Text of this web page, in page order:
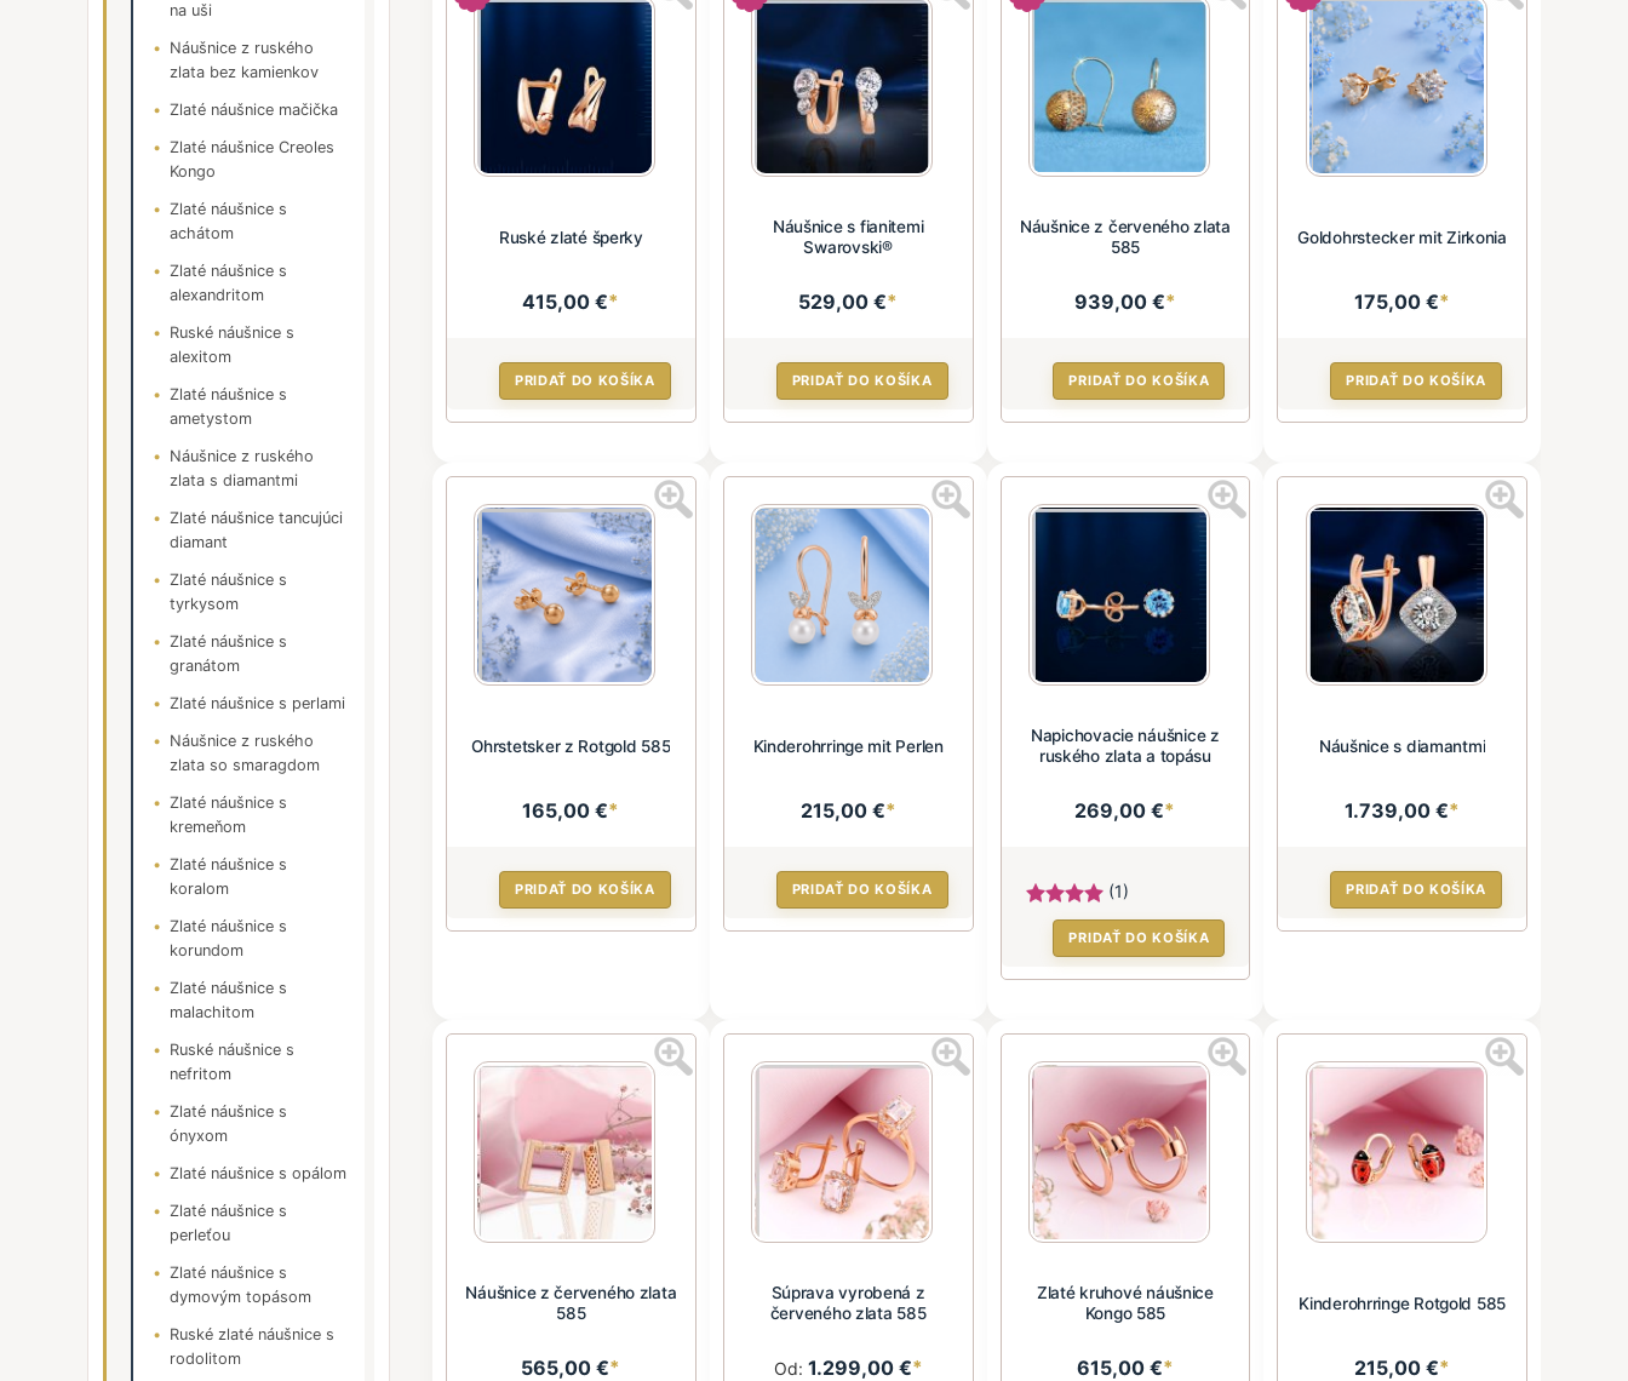
na uši
Náušnice z ruského
zlata bez kamienkov
Zlaté náušnice mačička
Zlaté náušnice Creoles
Kongo
Zlaté náušnice s
achátom
Zlaté náušnice s
alexandritom
Ruské náušnice s
alexitom
Zlaté náušnice s
ametystom
Náušnice z ruského
zlata s diamantmi
Zlaté náušnice tancujúci
diamant
Zlaté náušnice s
tyrkysom
Zlaté náušnice s
granátom
Zlaté náušnice s perlami
Náušnice z ruského
zlata so smaragdom
Zlaté náušnice s
kremeňom
Zlaté náušnice s
koralom
Zlaté náušnice s
korundom
Zlaté náušnice s
malachitom
Ruské náušnice s
nefritom
Zlaté náušnice s
ónyxom
Zlaté náušnice s opálom
Zlaté náušnice s
perleťou
Zlaté náušnice s
dymovým topásom
Ruské zlaté náušnice s
rodolitom
Ruské zlaté šperky
415,00 €*
PRIDAŤ DO KOŠÍKA
Náušnice s fianitemi
Swarovski®
529,00 €*
PRIDAŤ DO KOŠÍKA
Náušnice z červeného zlata
585
939,00 €*
PRIDAŤ DO KOŠÍKA
Goldohrstecker mit Zirkonia
175,00 €*
PRIDAŤ DO KOŠÍKA
Ohrstetsker z Rotgold 585
165,00 €*
PRIDAŤ DO KOŠÍKA
Kinderohrringe mit Perlen
215,00 €*
PRIDAŤ DO KOŠÍKA
Napichovacie náušnice z
ruského zlata a topásu
269,00 €*
(1)
PRIDAŤ DO KOŠÍKA
Náušnice s diamantmi
1.739,00 €*
PRIDAŤ DO KOŠÍKA
Náušnice z červeného zlata
585
565,00 €*
Súprava vyrobená z
červeného zlata 585
Od: 1.299,00 €*
Zlaté kruhové náušnice
Kongo 585
615,00 €*
Kinderohrringe Rotgold 585
215,00 €*